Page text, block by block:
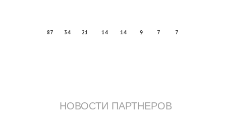
87 34 21 14 14 9 7 7
НОВОСТИ ПАРТНЕРОВ